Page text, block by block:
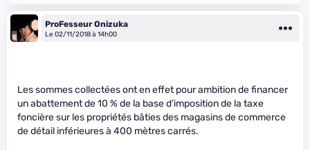
ProFesseur Onizuka
Le 02/11/2018 à 14h00
Les sommes collectées ont en effet pour ambition de financer
un abattement de 10 % de la base d’imposition de la taxe
foncière sur les propriétés bâties des magasins de commerce
de détail inférieures à 400 mètres carrés.